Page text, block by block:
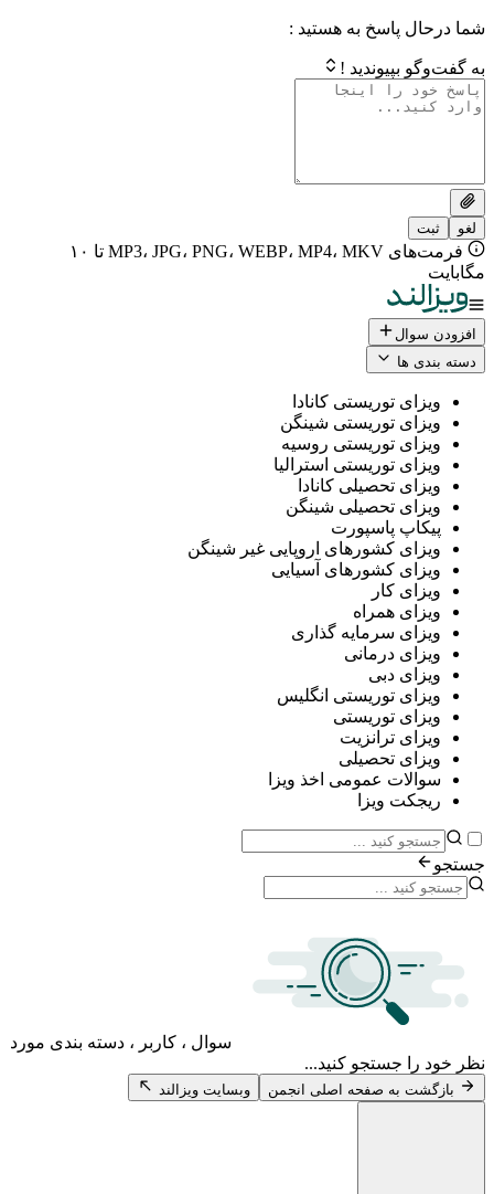
پاسخ به هستید :
!
فرمت‌های MP3، JPG، PNG، WEBP، MP4، MKV تا ۱۰
ها
توریستی کانادا
توریستی شینگن
توریستی روسیه
توریستی استرالیا
تحصیلی کانادا
تحصیلی شینگن
پاسپورت
کشورهای اروپایی غیر شینگن
کشورهای آسیایی
کار
همراه
سرمایه گذاری
درمانی
دبی
توریستی انگلیس
توریستی
ترانزیت
تحصیلی
عمومی اخذ ویزا
ویزا
سوال ، کاربر ، دسته بندی مورد
جستجو کنید...
به صفحه اصلی انجمن وبسایت ویزالند